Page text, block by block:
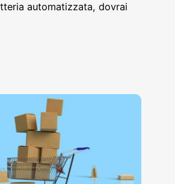
automatizzata, dovrai